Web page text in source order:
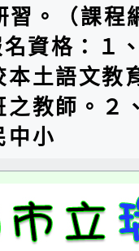
。（課程
資格：１
本土語文教
之教師。２
中小